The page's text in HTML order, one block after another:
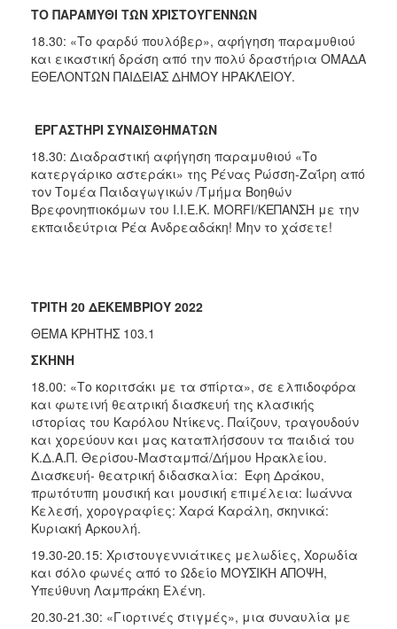
ΤΟ ΠΑΡΑΜΥΘΙ ΤΩΝ ΧΡΙΣΤΟΥΓΕΝΝΩΝ
18.30: «Το φαρδύ πουλόβερ», αφήγηση παραμυθιού
και εικαστική δράση από την πολύ δραστήρια ΟΜΑΔΑ
ΕΘΕΛΟΝΤΩΝ ΠΑΙΔΕΙΑΣ ΔΗΜΟΥ ΗΡΑΚΛΕΙΟΥ.
ΕΡΓΑΣΤΗΡΙ ΣΥΝΑΙΣΘΗΜΑΤΩΝ
18.30: Διαδραστική αφήγηση παραμυθιού «Το
κατεργάρικο αστεράκι» της Ρένας Ρώσση-Ζαΐρη από
τον Τομέα Παιδαγωγικών /Τμήμα Βοηθών
Βρεφονηπιοκόμων του Ι.Ι.Ε.Κ. MORFI/ΚΕΠΑΝΣΗ με την
εκπαιδεύτρια Ρέα Ανδρεαδάκη! Μην το χάσετε!
ΤΡITH 20 ΔΕΚΕΜΒΡΙΟΥ 2022
ΘΕΜΑ ΚΡΗΤΗΣ 103.1
ΣΚΗΝΗ
18.00: «Το κοριτσάκι με τα σπίρτα», σε ελπιδοφόρα
και φωτεινή θεατρική διασκευή της κλασικής
ιστορίας του Καρόλου Ντίκενς. Παίζουν, τραγουδούν
και χορεύουν και μας καταπλήσσουν τα παιδιά του
Κ.Δ.Α.Π. Θερίσου-Μασταμπά/Δήμου Ηρακλείου.
Διασκευή- θεατρική διδασκαλία: Έφη Δράκου,
πρωτότυπη μουσική και μουσική επιμέλεια: Ιωάννα
Κελεσή, χορογραφίες: Χαρά Καράλη, σκηνικά:
Κυριακή Αρκουλή.
19.30-20.15: Χριστουγεννιάτικες μελωδίες, Χορωδία
και σόλο φωνές από το Ωδείο ΜΟΥΣΙΚΗ ΑΠΟΨΗ,
Υπεύθυνη Λαμπράκη Ελένη.
20.30-21.30: «Γιορτινές στιγμές», μια συναυλία με